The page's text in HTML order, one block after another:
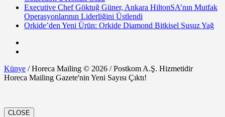
Executive Chef Göktuğ Güner, Ankara HiltonSA’nın Mutfak
Operasyonlarının Liderliğini Üstlendi
Orkide’den Yeni Ürün: Orkide Diamond Bitkisel Susuz Yağ
Künye / Horeca Mailing © 2026 / Postkom A.Ş. Hizmetidir
Horeca Mailing Gazete'nin Yeni Sayısı Çıktı!
CLOSE